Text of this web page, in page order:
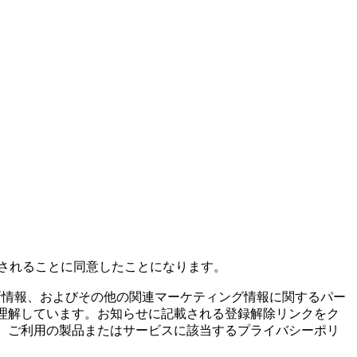
れることに同意したことになります。
報、およびその他の関連マーケティング情報に関するパー
しています。お知らせに記載される登録解除リンクをク
利用の製品またはサービスに該当するプライバシーポリ